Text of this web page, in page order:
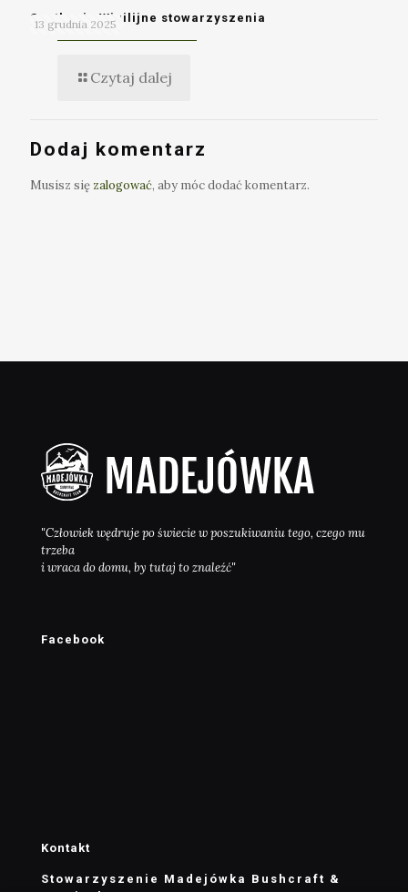
13 grudnia 2025
Spotkanie Wigilijne stowarzyszenia
Czytaj dalej
Dodaj komentarz
Musisz się zalogować, aby móc dodać komentarz.
"Człowiek wędruje po świecie w poszukiwaniu tego, czego mu
trzeba
i wraca do domu, by tutaj to znaleźć"
Facebook
Kontakt
Stowarzyszenie Madejówka Bushcraft &